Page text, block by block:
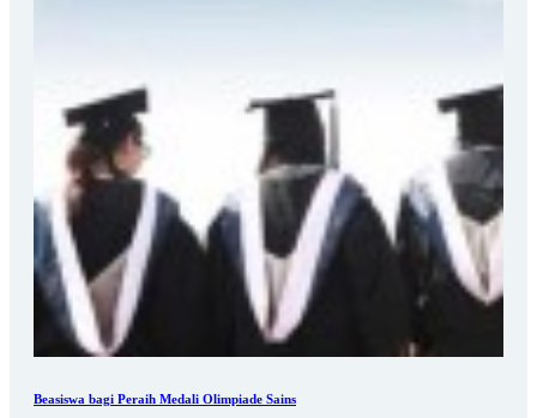
Beasiswa bagi Peraih Medali Olimpiade Sains